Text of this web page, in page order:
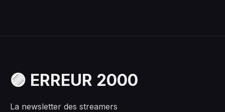
🟣 ERREUR 2000
La newsletter des streamers